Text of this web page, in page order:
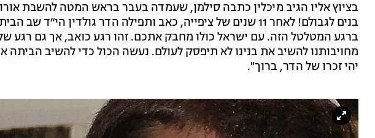
בציוץ אליו הגיב מיכלין כתבה סילמן, שעמדה בעבר בראש המטה להשבת
בנים לגבולם! לאחר 11 שנים של ציפייה, כאב ותפילה הדר גולדין
ברגע המטלטל הזה. עם ישראל כולו מחבק אתכם. זהו רגע כואב, אך גם רגע
מחויבותנו להשיב את בנינו לא תיפסק לעולם. נעשה הכול כדי להשיב הביתה
יהי זכרו של הדר, ברוך".